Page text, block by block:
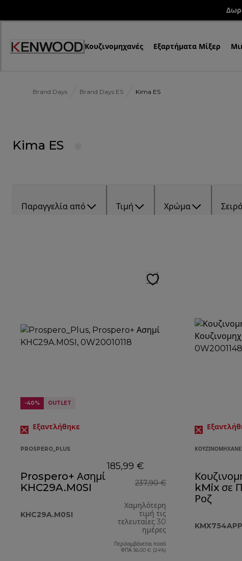
Κουζινομηχανές Εξαρτήματα Μίξερ
Brand Days Brand Days ES Kima ES
Kima ES
Παραγγελία από Τιμή Χρώμα
-40% OUTLET
Εξαντλήθηκε
PROSPERO_PLUS
Prospero+ Ασημί
KHC29A.M0SI
KHC29A.M0SI
185,99 €
237,90 €
Χαμηλότερη
τιμή τις
τελευταίες 30
ημέρες
Περιλαμβάνεται ποσό
ΦΠΑ 36,00 € (24%)
kMix σε
Ροζ
KMX754APP